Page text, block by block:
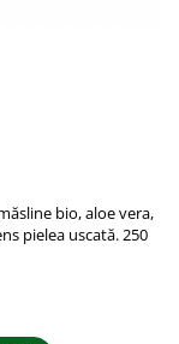
bio, aloe vera,
pielea uscată. 250